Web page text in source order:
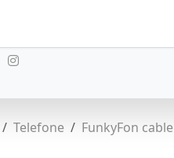
Telefone FunkyFon cable